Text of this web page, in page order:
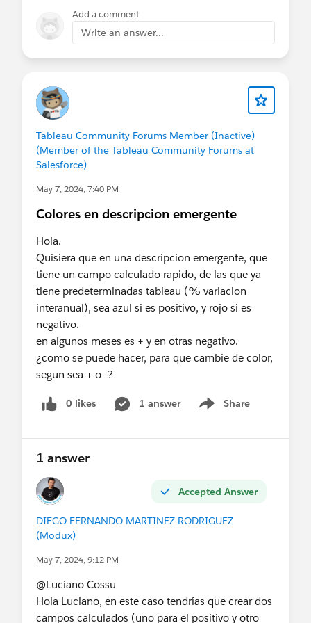
https://community.tableau.com/s/question/0D5
4T00000j5pt5SAA/detail
Una vez que lo tengas, vas a necesitar activar el
de Tableau (Este es el postgres de la aplicación)
https://help.tableau.com/current/server/en-
to-the-tableau-server-repository
readonly, puedes abrir el libro de trabajo en
Tableau desktop y conectarte al repositorio para
con extracto y si quieres, cuando lo publiques a
Tableau Server, le colocas una rutina de
actualización. Esto con el fin de evitar consultas
en vivo al repositorio de Tableau.
Alternativamente, puedes subir el libro de trabajo
por medio de la interfaz web de Tableau Server.
No me acuerdo cuantas fuentes hay en ese libro,
cambiar la información de conexión en cada una
o puedes simplemente borrar los dashboards que
no vas a utilizar y actualizar la conexión solo una
vez.
lo puedes publicar en un proyecto.
Generar el pdf
proyecto, vive en tu Tableau Server!!. Para generar
el pdf tienes varias opciones:
Add a comment
Write an answer...
Tableau Community Forums Member (Inactive)
(Member of the Tableau Community Forums at
Salesforce)
May 7, 2024, 7:40 PM
Colores en descripcion emergente
Hola.
Quisiera que en una descripcion emergente, que
tiene un campo calculado rapido, de las que ya
tiene predeterminadas tableau (% variacion
interanual), sea azul si es positivo, y rojo si es
negativo.
en algunos meses es + y en otras negativo.
¿como se puede hacer, para que cambie de color,
segun sea + o -?
0 likes 1 answer Share
Show menu
1 answer
Accepted Answer
DIEGO FERNANDO MARTINEZ RODRIGUEZ
(Modux)
May 7, 2024, 9:12 PM
@Luciano Cossu​
Hola Luciano, en este caso tendrías que crear dos
campos calculados (uno para el positivo y otro